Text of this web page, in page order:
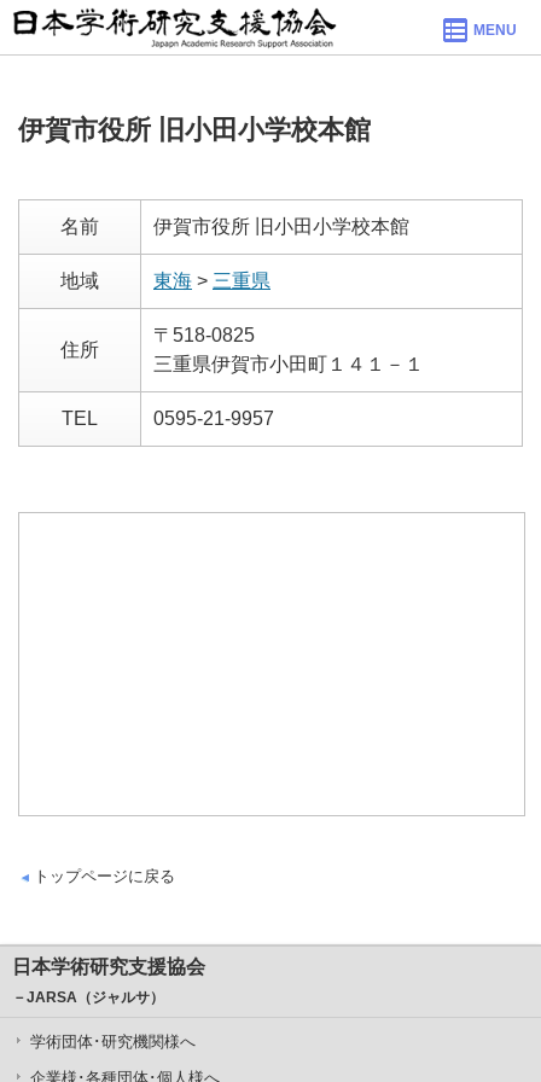
MENU
伊賀市役所 旧小田小学校本館
名前 伊賀市役所 旧小田小学校本館
地域 東海 > 三重県
住所
〒518-0825
三重県伊賀市小田町１４１－１
TEL 0595-21-9957
トップページに戻る
日本学術研究支援協会
－JARSA（ジャルサ）
学術団体･研究機関様へ
企業様･各種団体･個人様へ